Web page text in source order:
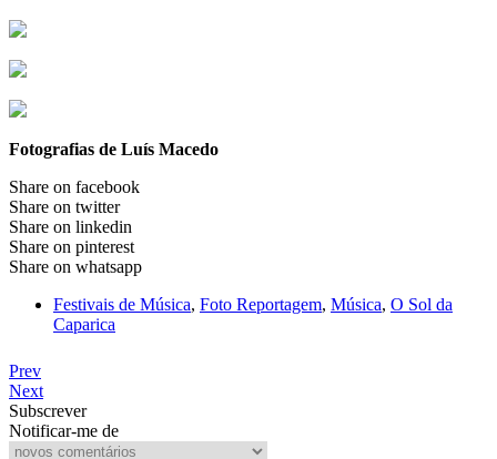
Fotografias de Luís Macedo
Share on facebook
Share on twitter
Share on linkedin
Share on pinterest
Share on whatsapp
Festivais de Música, Foto Reportagem, Música, O Sol da
Caparica
Prev
Next
Subscrever
Notificar-me de